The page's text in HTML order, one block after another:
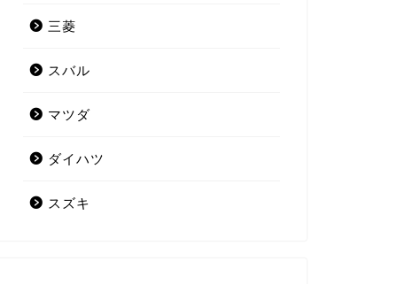
三菱
スバル
マツダ
ダイハツ
スズキ